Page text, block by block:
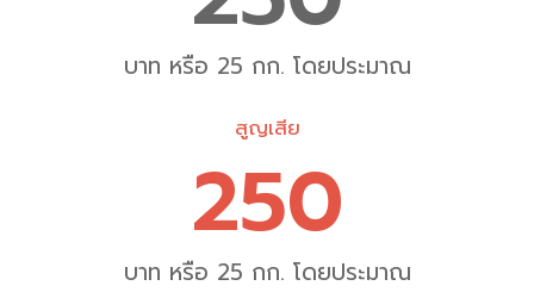
บาท หรือ 25 กก. โดยประมาณ
สูญเสีย
บาท หรือ 25 กก. โดยประมาณ
250